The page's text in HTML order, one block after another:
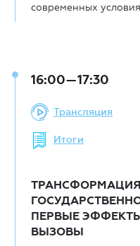
современных
16:00—17:30
Трансляция
Итоги
ПЕРВЫЕ
ВЫЗОВЫ